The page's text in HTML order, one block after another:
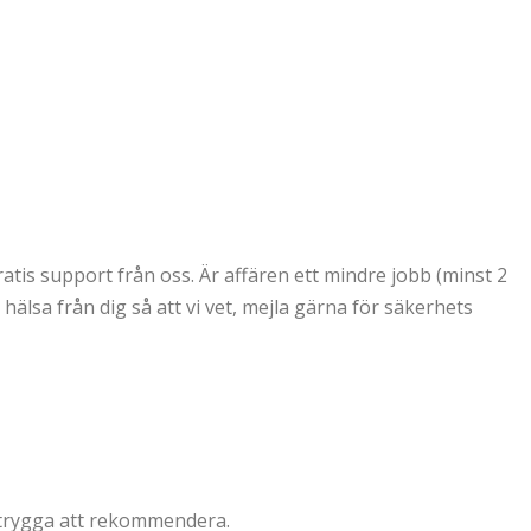
support från oss. Är affären ett mindre jobb (minst 2
från dig så att vi vet, mejla gärna för säkerhets
att rekommendera.